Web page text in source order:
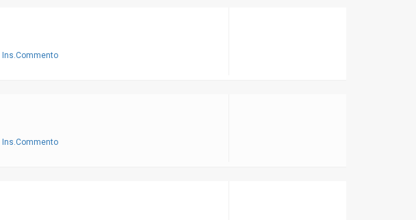
Ins.Commento
Ins.Commento